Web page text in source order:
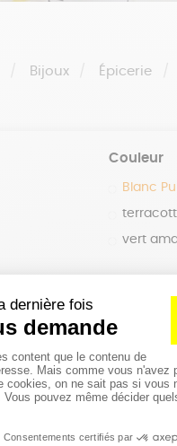
Bijoux Épicerie
Couleur
Blanc
vert